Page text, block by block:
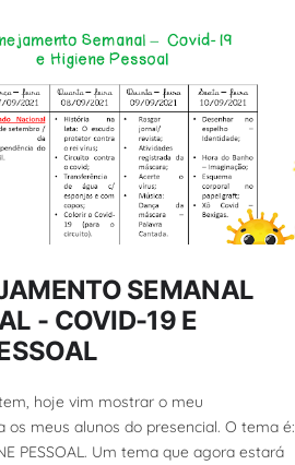
SEMANAL
- COVID-19 E
hoje vim mostrar o meu
os meus alunos do presencial. O tema é:
PESSOAL. Um tema que agora estará